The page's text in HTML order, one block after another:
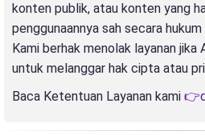
konten publik, atau konten yang
penggunaannya sah secara
Kami berhak menolak layanan jika
untuk melanggar hak cipta atau
Baca Ketentuan Layanan kami